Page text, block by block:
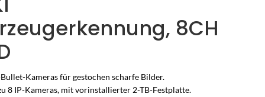
8CH
Kameras für gestochen scharfe Bilder.
8 IP-Kameras, mit vorinstallierter 2-TB-Festplatte.